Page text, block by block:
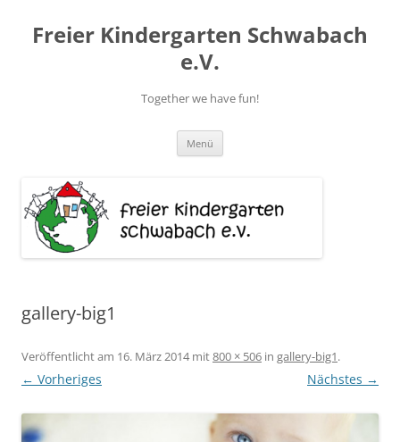
springen
Freier Kindergarten Schwabach
e.V.
Together we have fun!
Menü
gallery-big1
Veröffentlicht am 16. März 2014mit800 × 506 in gallery-big1.
← Vorheriges Nächstes →